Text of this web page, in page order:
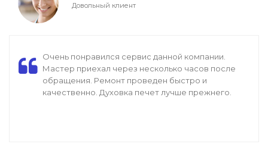
Довольный клиент
Очень понравился сервис данной компании.
Мастер приехал через несколько часов после
обращения. Ремонт проведен быстро и
качественно. Духовка печет лучше прежнего.